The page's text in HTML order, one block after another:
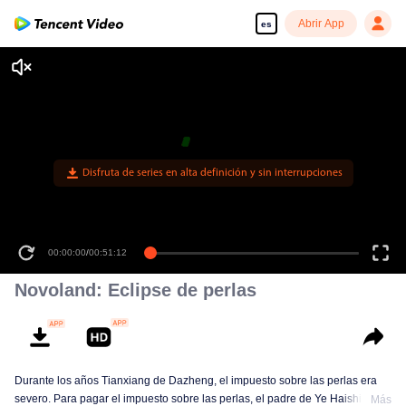
es Abrir App
Disfruta de series en alta definición y sin interrupciones
00:00:00/00:51:12
Novoland: Eclipse de perlas
Durante los años Tianxiang de Dazheng, el impuesto sobre las perlas era
severo. Para pagar el impuesto sobre las perlas, el padre de Ye Haishi leMás